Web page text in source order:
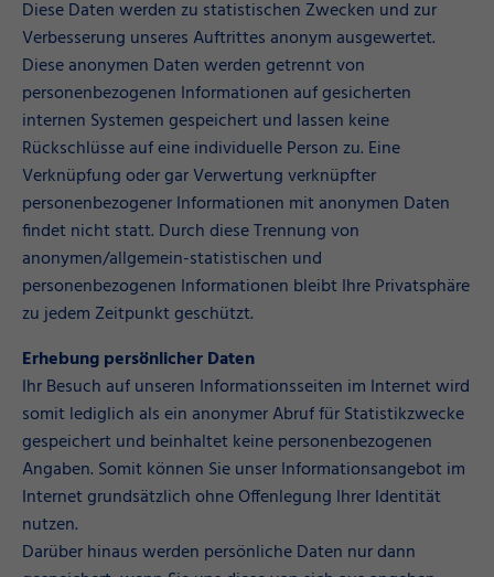
Diese Daten werden zu statistischen Zwecken und zur
Verbesserung unseres Auftrittes anonym ausgewertet.
Diese anonymen Daten werden getrennt von
personenbezogenen Informationen auf gesicherten
internen Systemen gespeichert und lassen keine
Rückschlüsse auf eine individuelle Person zu. Eine
Verknüpfung oder gar Verwertung verknüpfter
personenbezogener Informationen mit anonymen Daten
findet nicht statt. Durch diese Trennung von
anonymen/allgemein-statistischen und
personenbezogenen Informationen bleibt Ihre Privatsphäre
zu jedem Zeitpunkt geschützt.
Erhebung persönlicher Daten
Ihr Besuch auf unseren Informationsseiten im Internet wird
somit lediglich als ein anonymer Abruf für Statistikzwecke
gespeichert und beinhaltet keine personenbezogenen
Angaben. Somit können Sie unser Informationsangebot im
Internet grundsätzlich ohne Offenlegung Ihrer Identität
nutzen.
Darüber hinaus werden persönliche Daten nur dann